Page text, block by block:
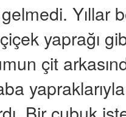
Yıllar
yaprağı
çit